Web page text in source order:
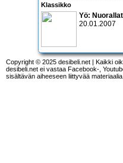
Klassikko
Yö:
20.01.2007
Copyright © 2025 desibeli.net | Kaikki
desibeli.net ei vastaa Facebook-,
sisältävän aiheeseen liittyvää materiaalia.